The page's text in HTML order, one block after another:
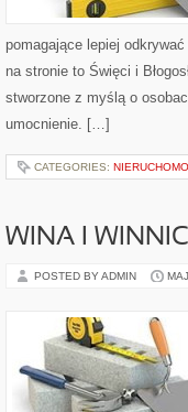
pomagające lepiej
na stronie to Święci i
stworzone z myślą o
umocnienie. […]
CATEGORIES:
WINA I
POSTED BY ADMIN